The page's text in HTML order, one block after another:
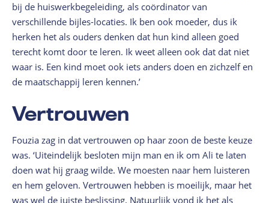
bij de huiswerkbegeleiding, als coördinator van
verschillende bijles-locaties. Ik ben ook moeder, dus ik
herken het als ouders denken dat hun kind alleen goed
terecht komt door te leren. Ik weet alleen ook dat dat niet
waar is. Een kind moet ook iets anders doen en zichzelf en
de maatschappij leren kennen.’
Vertrouwen
Fouzia zag in dat vertrouwen op haar zoon de beste keuze
was. ‘Uiteindelijk besloten mijn man en ik om Ali te laten
doen wat hij graag wilde. We moesten naar hem luisteren
en hem geloven. Vertrouwen hebben is moeilijk, maar het
was wel de juiste beslissing. Natuurlijk vond ik het als